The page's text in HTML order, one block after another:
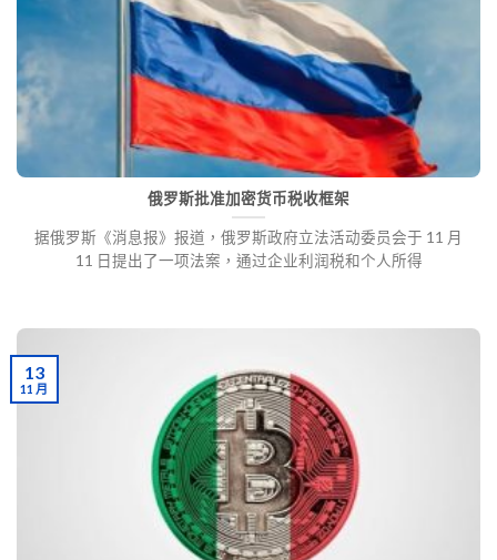
俄罗斯批准加密货币税收框架
据俄罗斯《消息报》报道，俄罗斯政府立法活动委员会于 11 月
11 日提出了一项法案，通过企业利润税和个人所得
13
11 月